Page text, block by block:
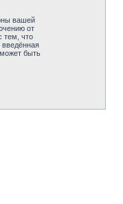
вашей
от
тем, что
быть